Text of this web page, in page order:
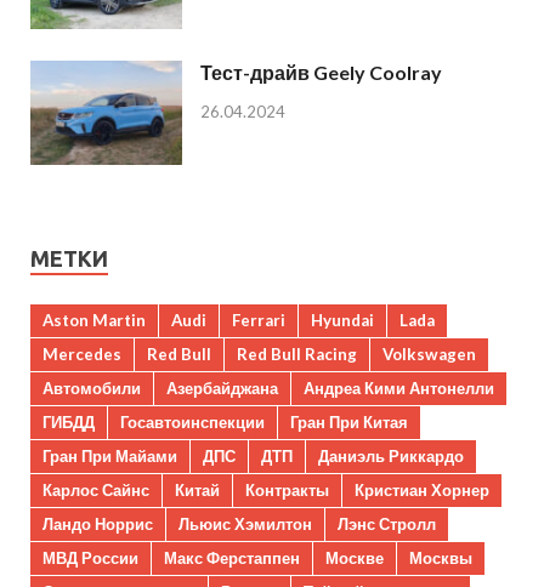
Тест-драйв Geely Coolray
26.04.2024
МЕТКИ
Aston Martin Audi Ferrari Hyundai
Lada
Mercedes
Red Bull Red Bull Racing
Volkswagen
Автомобили
Азербайджана
Андреа Кими Антонелли
ГИБДД
Госавтоинспекции
Гран При Китая
Гран При Майами
ДПС ДТП
Даниэль Риккардо
Карлос Сайнс
Китай Контракты
Кристиан Хорнер
Ландо Норрис
Льюис Хэмилтон
Лэнс Стролл
МВД России
Макс Ферстаппен Москве
Москвы